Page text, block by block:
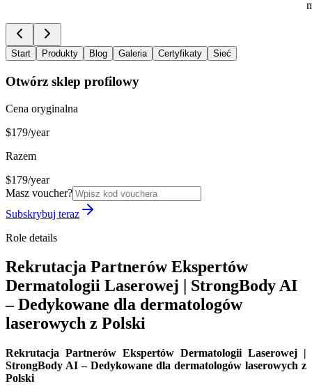
Start Produkty Blog Galeria Certyfikaty Sieć
Otwórz sklep profilowy
Cena oryginalna
$179/year
Razem
$179/year
Masz voucher?
Subskrybuj teraz
Role details
Rekrutacja Partnerów Ekspertów
Dermatologii Laserowej | StrongBody AI
– Dedykowane dla dermatologów
laserowych z Polski
Rekrutacja Partnerów Ekspertów Dermatologii Laserowej |
StrongBody AI – Dedykowane dla dermatologów laserowych z
Polski